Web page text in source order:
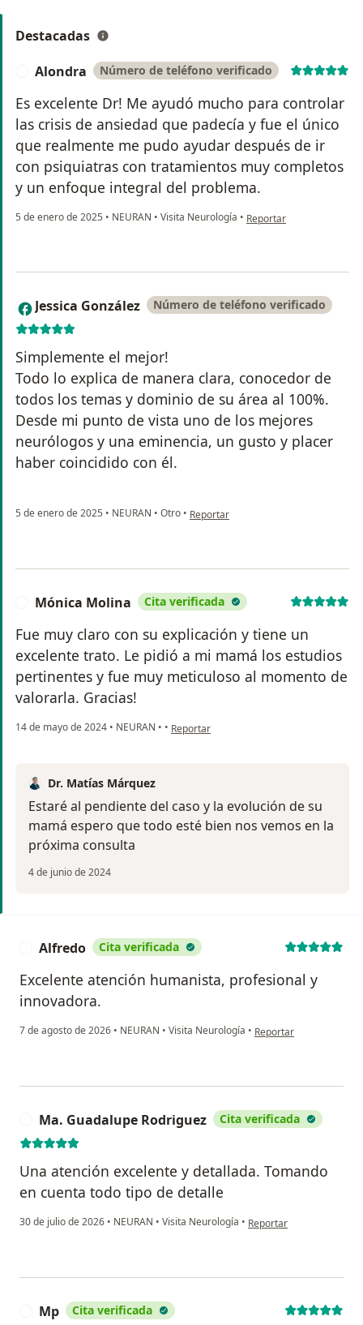
Destacadas
Alondra Número de teléfono verificado
Es excelente Dr! Me ayudó mucho para controlar
las crisis de ansiedad que padecía y fue el único
que realmente me pudo ayudar después de ir
con psiquiatras con tratamientos muy completos
y un enfoque integral del problema.
5 de enero de 2025 • NEURAN • Visita Neurología • en opinión del usuario
Reportar
J Jessica González Número de teléfono verificado
Simplemente el mejor!
Todo lo explica de manera clara, conocedor de
todos los temas y dominio de su área al 100%.
Desde mi punto de vista uno de los mejores
neurólogos y una eminencia, un gusto y placer
haber coincidido con él.
5 de enero de 2025 • NEURAN • Otro • en opinión del usuario Jessica
Reportar
Mónica Molina Cita verificada
Fue muy claro con su explicación y tiene un
excelente trato. Le pidió a mi mamá los estudios
pertinentes y fue muy meticuloso al momento de
valorarla. Gracias!
14 de mayo de 2024 • NEURAN • • en opinión del usuario Mónica Molina
Reportar
Dr. Matías Márquez
Estaré al pendiente del caso y la evolución de su
mamá espero que todo esté bien nos vemos en la
próxima consulta
4 de junio de 2024
Alfredo Cita verificada
Excelente atención humanista, profesional y
innovadora.
7 de agosto de 2026 • NEURAN • Visita Neurología • en opinión del usuario
Reportar
Ma. Guadalupe Rodriguez Cita verificada
Una atención excelente y detallada. Tomando
en cuenta todo tipo de detalle
30 de julio de 2026 • NEURAN • Visita Neurología • en opinión del usuario
Reportar
Mp Cita verificada